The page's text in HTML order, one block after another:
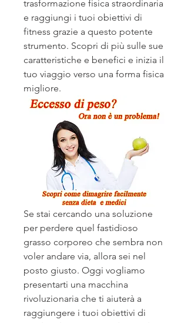
trasformazione fisica straordinaria
e raggiungi i tuoi obiettivi di
fitness grazie a questo potente
strumento. Scopri di più sulle sue
caratteristiche e benefici e inizia il
tuo viaggio verso una forma fisica
migliore.
Se stai cercando una soluzione
per perdere quel fastidioso
grasso corporeo che sembra non
voler andare via, allora sei nel
posto giusto. Oggi vogliamo
presentarti una macchina
rivoluzionaria che ti aiuterà a
raggiungere i tuoi obiettivi di